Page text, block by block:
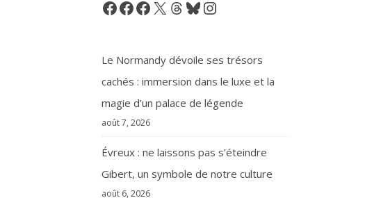
Facebook
Facebook
Facebook
X Threads
BlueskyInstagram
Le Normandy dévoile ses trésors
cachés : immersion dans le luxe et la
magie d’un palace de légende
août 7, 2026
Évreux : ne laissons pas s’éteindre
Gibert, un symbole de notre culture
août 6, 2026